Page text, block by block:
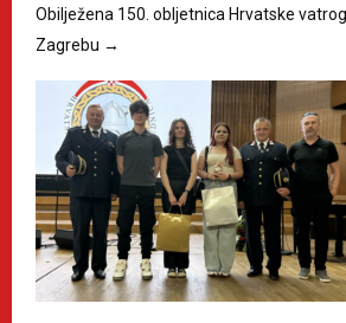
Obilježena 150. obljetnica Hrvatske
Zagrebu →